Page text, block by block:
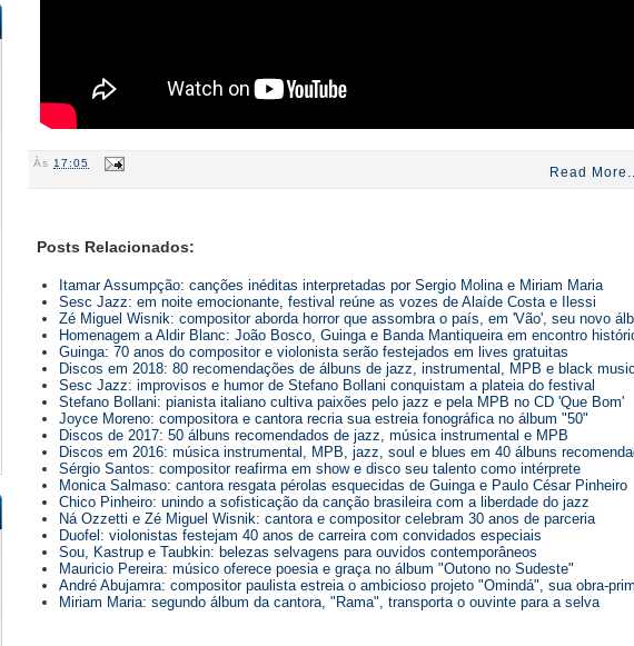
Read
Às 17:05
Posts Relacionados:
Itamar Assumpção: canções inéditas interpretadas por Sergio Molina e Miriam Maria
Sesc Jazz: em noite emocionante, festival reúne as vozes de Alaíde Costa e Ilessi
Zé Miguel Wisnik: compositor aborda horror que assombra o país, em 'Vão', seu novo
Homenagem a Aldir Blanc: João Bosco, Guinga e Banda Mantiqueira em encontro
Guinga: 70 anos do compositor e violonista serão festejados em lives gratuitas
Discos em 2018: 80 recomendações de álbuns de jazz, instrumental, MPB e black music
Sesc Jazz: improvisos e humor de Stefano Bollani conquistam a plateia do festival
Stefano Bollani: pianista italiano cultiva paixões pelo jazz e pela MPB no CD 'Que Bom'
Joyce Moreno: compositora e cantora recria sua estreia fonográfica no álbum "50"
Discos de 2017: 50 álbuns recomendados de jazz, música instrumental e MPB
Discos em 2016: música instrumental, MPB, jazz, soul e blues em 40 álbuns
Sérgio Santos: compositor reafirma em show e disco seu talento como intérprete
Monica Salmaso: cantora resgata pérolas esquecidas de Guinga e Paulo César Pinheiro
Chico Pinheiro: unindo a sofisticação da canção brasileira com a liberdade do jazz
Ná Ozzetti e Zé Miguel Wisnik: cantora e compositor celebram 30 anos de parceria
Duofel: violonistas festejam 40 anos de carreira com convidados especiais
Sou, Kastrup e Taubkin: belezas selvagens para ouvidos contemporâneos
Mauricio Pereira: músico oferece poesia e graça no álbum "Outono no Sudeste"
André Abujamra: compositor paulista estreia o ambicioso projeto "Omindá", sua obra-
Miriam Maria: segundo álbum da cantora, "Rama", transporta o ouvinte para a selva